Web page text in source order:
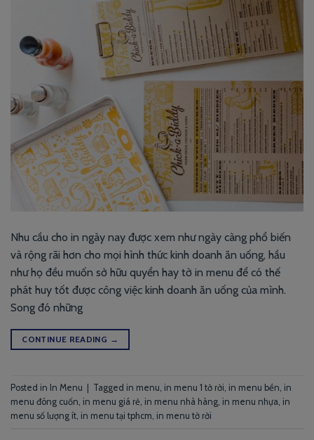
Nhu cầu cho in ngày nay được xem như ngày càng phổ biến
và rộng rãi hơn cho mọi hình thức kinh doanh ăn uống, hầu
như họ đều muốn sở hữu quyển hay tờ in menu để có thế
phát huy tốt được công việc kinh doanh ăn uống của mình.
Song đó những
CONTINUE READING →
Posted in In Menu | Tagged in menu in menu 1 tờ rời in menu bền in
menu đóng cuốn in menu giá rẻ in menu nhà hàng in menu nhựa in
menu số lượng ít in menu tại tphcm in menu tờ rời